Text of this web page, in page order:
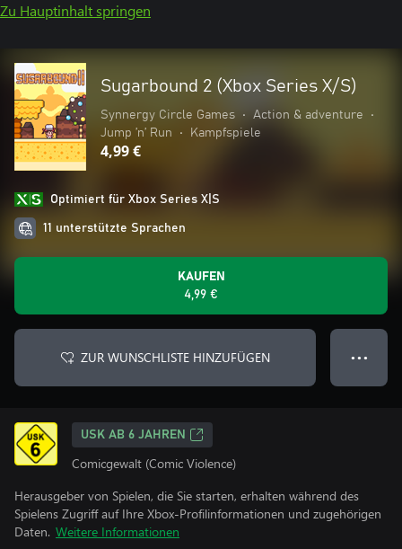
Zu Hauptinhalt springen
Sugarbound 2 (Xbox Series X/S)
Synnergy Circle Games • Action & adventure
•
Jump ’n’ Run
• Kampfspiele
4,99 €
Optimiert für Xbox Series X|S
11 unterstützte Sprachen
KAUFEN
4,99 €
ZUR WUNSCHLISTE HINZUFÜGEN ● ● ●
USK AB 6 JAHREN
Comicgewalt (Comic Violence)
Herausgeber von Spielen, die Sie starten, erhalten während des
Spielens Zugriff auf Ihre Xbox-Profilinformationen und zugehörigen
Daten. Weitere Informationen